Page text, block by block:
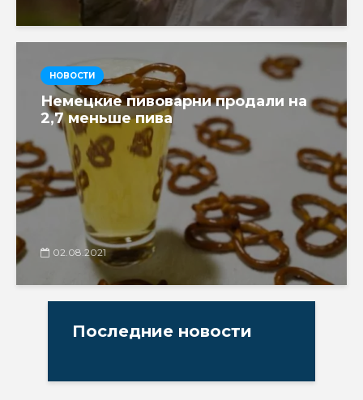
НОВОСТИ
Немецкие пивоварни продали на
2,7 меньше пива
02.08.2021
Последние новости